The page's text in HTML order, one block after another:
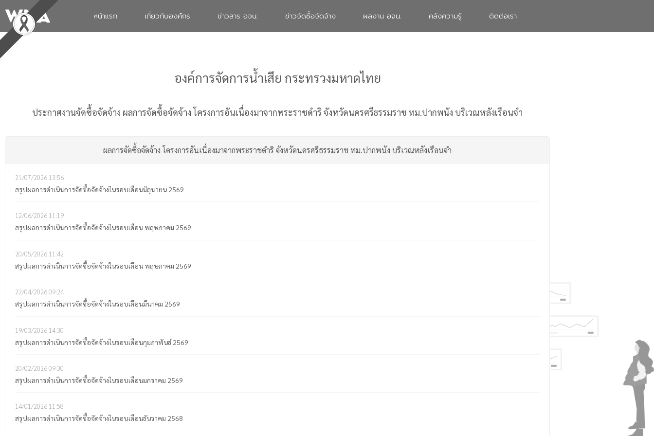
หน้าแรก เกี่ยวกับองค์กร ข่าวสาร อจน. ข่าวจัดซื้อจัดจ้าง ผลงาน อจน. คลังความรู้ ติดต่อเรา
องค์การจัดการน้ำเสีย กระทรวงมหาดไทย
ประกาศงานจัดซื้อจัดจ้าง ผลการจัดซื้อจัดจ้าง โครงการอันเนื่องมาจากพระราชดำริ จังหวัดนครศรีธรรมราช ทม.ปากพนัง บริเวณหลังเรือนจำ
ผลการจัดซื้อจัดจ้าง โครงการอันเนื่องมาจากพระราชดำริ จังหวัดนครศรีธรรมราช ทม.ปากพนัง บริเวณหลังเรือนจำ
21/07/2026 13:56
สรุปผลการดำเนินการจัดซื้อจัดจ้างในรอบเดือนมิถุนายน 2569
12/06/2026 11:19
สรุปผลการดำเนินการจัดซื้อจัดจ้างในรอบเดือน พฤษภาคม 2569
20/05/2026 11:42
สรุปผลการดำเนินการจัดซื้อจัดจ้างในรอบเดือน พฤษภาคม 2569
22/04/202609:24
สรุปผลการดำเนินการจัดซื้อจัดจ้างในรอบเดือนมีนาคม 2569
19/03/2026 14:30
สรุปผลการดำเนินการจัดซื้อจัดจ้างในรอบเดือนกุมภาพันธ์ 2569
20/02/202609:30
สรุปผลการดำเนินการจัดซื้อจัดจ้างในรอบเดือนมกราคม 2569
14/01/2026 11:58
สรุปผลการดำเนินการจัดซื้อจัดจ้างในรอบเดือนธันวาคม 2568